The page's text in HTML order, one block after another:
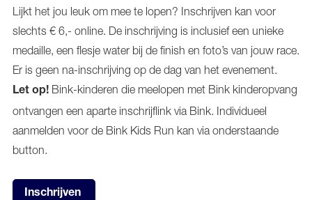
Lijkt het jou leuk om mee te lopen? Inschrijven kan voor
slechts € 6,- online. De inschrijving is inclusief een unieke
medaille, een flesje water bij de finish en foto’s van jouw race.
Er is geen na-inschrijving op de dag van het evenement.
Let op! Bink-kinderen die meelopen met Bink kinderopvang
ontvangen een aparte inschrijflink via Bink. Individueel
aanmelden voor de Bink Kids Run kan via onderstaande
button.
Inschrijven